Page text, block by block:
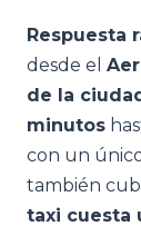
Respuesta
desde el
de la
minutos
con un
también
taxi cuesta